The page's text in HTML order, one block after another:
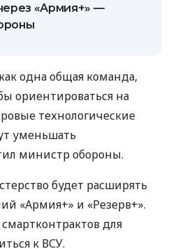
«Армия+» —
одна общая команда,
ориентироваться на
технологические
уменьшать
министр обороны.
будет расширять
«Армия+» и «Резерв+».
для
к ВСУ.